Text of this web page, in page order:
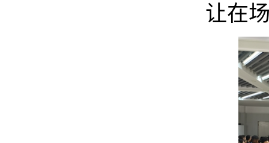
让在